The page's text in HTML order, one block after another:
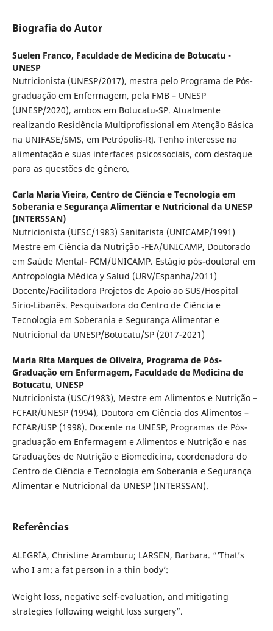
Biografia do Autor
Suelen Franco, Faculdade de Medicina de Botucatu -
UNESP
Nutricionista (UNESP/2017), mestra pelo Programa de Pós-
graduação em Enfermagem, pela FMB – UNESP
(UNESP/2020), ambos em Botucatu-SP. Atualmente
realizando Residência Multiprofissional em Atenção Básica
na UNIFASE/SMS, em Petrópolis-RJ. Tenho interesse na
alimentação e suas interfaces psicossociais, com destaque
para as questões de gênero.
Carla Maria Vieira, Centro de Ciência e Tecnologia em
Soberania e Segurança Alimentar e Nutricional da UNESP
(INTERSSAN)
Nutricionista (UFSC/1983) Sanitarista (UNICAMP/1991)
Mestre em Ciência da Nutrição -FEA/UNICAMP, Doutorado
em Saúde Mental- FCM/UNICAMP. Estágio pós-doutoral em
Antropologia Médica y Salud (URV/Espanha/2011)
Docente/Facilitadora Projetos de Apoio ao SUS/Hospital
Sírio-Libanês. Pesquisadora do Centro de Ciência e
Tecnologia em Soberania e Segurança Alimentar e
Nutricional da UNESP/Botucatu/SP (2017-2021)
Maria Rita Marques de Oliveira, Programa de Pós-
Graduação em Enfermagem, Faculdade de Medicina de
Botucatu, UNESP
Nutricionista (USC/1983), Mestre em Alimentos e Nutrição –
FCFAR/UNESP (1994), Doutora em Ciência dos Alimentos –
FCFAR/USP (1998). Docente na UNESP, Programas de Pós-
graduação em Enfermagem e Alimentos e Nutrição e nas
Graduações de Nutrição e Biomedicina, coordenadora do
Centro de Ciência e Tecnologia em Soberania e Segurança
Alimentar e Nutricional da UNESP (INTERSSAN).
Referências
ALEGRÍA, Christine Aramburu; LARSEN, Barbara. “‘That’s
who I am: a fat person in a thin body’:
Weight loss, negative self-evaluation, and mitigating
strategies following weight loss surgery”.